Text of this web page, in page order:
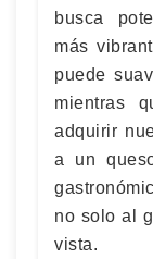
busca
más
puede
mientras
adquirir
a un
no solo al
vista.